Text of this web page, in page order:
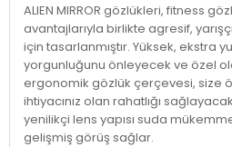
ALIEN MIRROR gözlükleri, fitness
avantajlarıyla birlikte agresif,
için tasarlanmıştır. Yüksek, ekstra
yorgunluğunu önleyecek ve özel
ergonomik gözlük çerçevesi, size
ihtiyacınız olan rahatlığı
yenilikçi lens yapısı suda
gelişmiş görüş sağlar.